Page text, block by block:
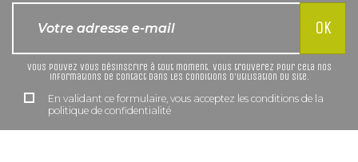
Vous pouvez vous désinscrire à tout moment. Vous trouverez pour cela nos
informations de contact dans les conditions d'utilisation du site.
En validant ce formulaire, vous acceptez les conditions de la
politique de confidentialité